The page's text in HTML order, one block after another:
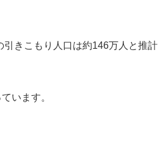
引きこもり人口は約146万人と推計
います。